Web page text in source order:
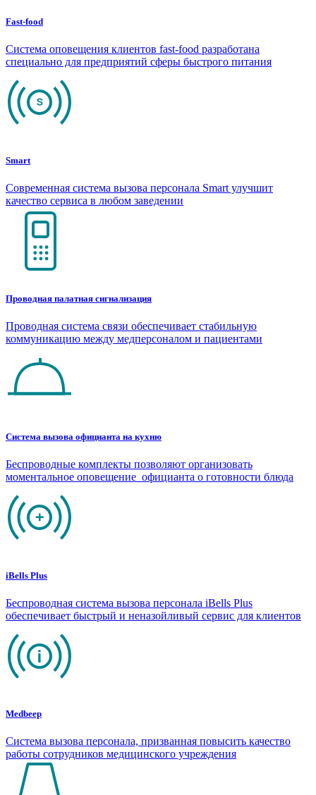
Fast-food
Система оповещения клиентов fast-food разработана
специально для предприятий сферы быстрого питания
Smart
Современная система вызова персонала Smart улучшит
качество сервиса в любом заведении
Проводная палатная сигнализация
Проводная система связи обеспечивает стабильную
коммуникацию между медперсоналом и пациентами
Система вызова официанта на кухню
Беспроводные комплекты позволяют организовать
моментальное оповещение официанта о готовности блюда
iBells Plus
Беспроводная система вызова персонала iBells Plus
обеспечивает быстрый и неназойливый сервис для клиентов
Medbeep
Система вызова персонала, призванная повысить качество
работы сотрудников медицинского учреждения